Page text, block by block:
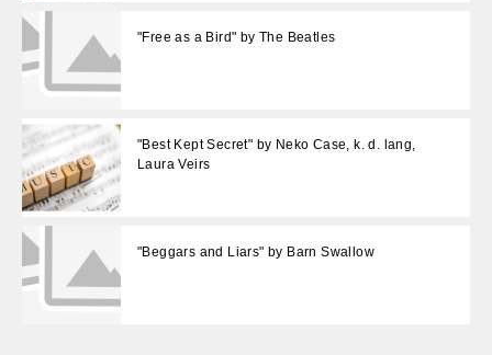
"Free as a Bird" by The Beatles
"Best Kept Secret" by Neko Case, k. d. lang,
Laura Veirs
"Beggars and Liars" by Barn Swallow